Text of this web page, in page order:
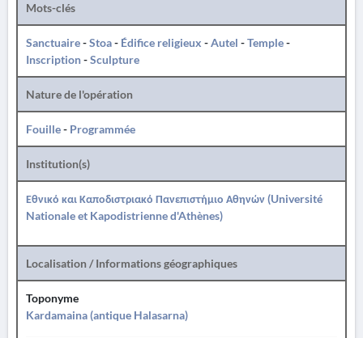
Mots-clés
Sanctuaire-Stoa- Édifice religieux -Autel -Temple-
Inscription-Sculpture
Nature de l'opération
Fouille- Programmée
Institution(s)
Εθνικό και Καποδιστριακό Πανεπιστήμιο Αθηνών (Université
Nationale et Kapodistrienne d'Athènes)
Localisation / Informations géographiques
Toponyme
Kardamaina (antique Halasarna)